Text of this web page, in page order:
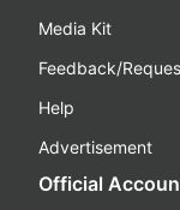
Media Kit
Feedback/
Help
Advertisement
Official